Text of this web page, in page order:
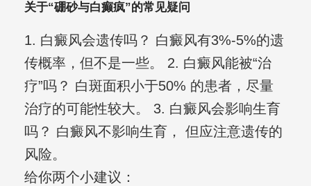
关于“硼砂与白癫疯”的常见疑问
1. 白癜风会遗传吗？ 白癜风有3%-5%的遗
传概率，但不是一些。 2. 白癜风能被“治
疗”吗？ 白斑面积小于50% 的患者，尽量
治疗的可能性较大。 3. 白癜风会影响生育
吗？ 白癜风不影响生育， 但应注意遗传的
风险。
给你两个小建议：